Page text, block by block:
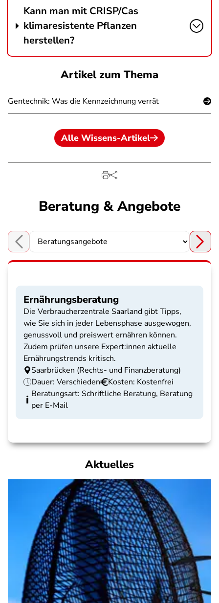
Kann man mit CRISP/Cas
klimaresistente Pflanzen
herstellen?
Artikel zum Thema
Gentechnik: Was die Kennzeichnung verrät
Alle Wissens-Artikel
Beratung & Angebote
Choose a section
Ernährungsberatung
Die Verbraucherzentrale Saarland gibt Tipps,
wie Sie sich in jeder Lebensphase ausgewogen,
genussvoll und preiswert ernähren können.
Zudem prüfen unsere Expert:innen aktuelle
Ernährungstrends kritisch.
Saarbrücken (Rechts- und Finanzberatung)
Dauer: Verschieden
Kosten: Kostenfrei
Beratungsart: Schriftliche Beratung, Beratung
per E-Mail
Aktuelles